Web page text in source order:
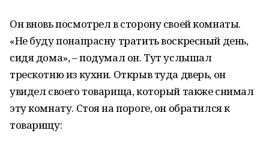
Он вновь посмотрел в сторону своей комнаты.
«Не буду понапрасну тратить воскресный день,
сидя дома», – подумал он. Тут услышал
трескотню из кухни. Открыв туда дверь, он
увидел своего товарища, который также снимал
эту комнату. Стоя на пороге, он обратился к
товарищу: